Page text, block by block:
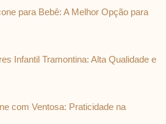
para Bebê: A Melhor Opção para
Infantil Tramontina: Alta Qualidade e
com Ventosa: Praticidade na